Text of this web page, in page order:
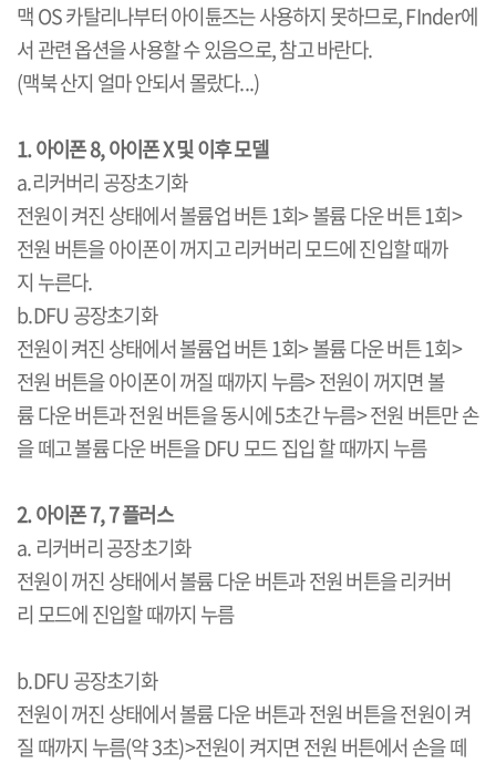
맥 OS 카탈리나부터 아이튠즈는 사용하지 못하므로, FInder에
서 관련 옵션을 사용할 수 있음으로, 참고 바란다.
(맥북 산지 얼마 안되서 몰랐다...)
1. 아이폰 8, 아이폰 X 및 이후 모델
a.리커버리 공장초기화
전원이 켜진 상태에서 볼륨업 버튼 1회> 볼륨 다운 버튼 1회>
전원 버튼을 아이폰이 꺼지고 리커버리 모드에 진입할 때까
지 누른다.
b.DFU 공장초기화
전원이 켜진 상태에서 볼륨업 버튼 1회> 볼륨 다운 버튼 1회>
전원 버튼을 아이폰이 꺼질 때까지 누름> 전원이 꺼지면 볼
륨 다운 버튼과 전원 버튼을 동시에 5초간 누름> 전원 버튼만 손
을 떼고 볼륨 다운 버튼을 DFU 모드 집입 할 때까지 누름
2. 아이폰 7, 7 플러스
a. 리커버리 공장초기화
전원이 꺼진 상태에서 볼륨 다운 버튼과 전원 버튼을 리커버
리 모드에 진입할 때까지 누름
b.DFU 공장초기화
전원이 꺼진 상태에서 볼륨 다운 버튼과 전원 버튼을 전원이 켜
질 때까지 누름(약 3초)>전원이 켜지면 전원 버튼에서 손을 떼